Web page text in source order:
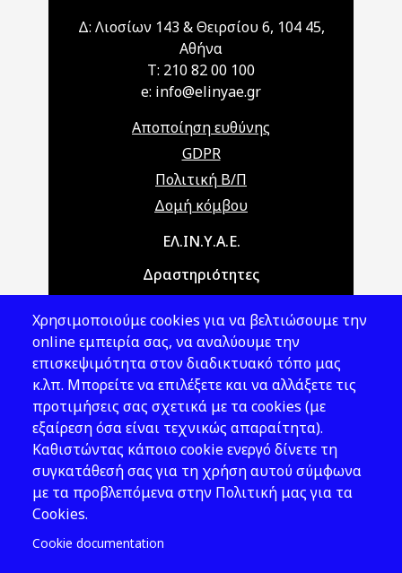
Δ: Λιοσίων 143 & Θειρσίου 6, 104 45,
Αθήνα
T: 210 82 00 100
e: info@elinyae.gr
Αποποίηση ευθύνης
GDPR
Πολιτική Β/Π
Δομή κόμβου
Main navigationΕΛ.ΙΝ.Υ.Α.Ε.
Δραστηριότητες
Νομοθεσία
Εκδόσεις
Νέα - Εκδηλώσεις
Ακολουθήστε μας
Χρησιμοποιούμε cookies για να βελτιώσουμε την
online εμπειρία σας, να αναλύουμε την
επισκεψιμότητα στον διαδικτυακό τόπο μας
κ.λπ. Μπορείτε να επιλέξετε και να αλλάξετε τις
προτιμήσεις σας σχετικά με τα cookies (με
εξαίρεση όσα είναι τεχνικώς απαραίτητα).
Καθιστώντας κάποιο cookie ενεργό δίνετε τη
συγκατάθεσή σας για τη χρήση αυτού σύμφωνα
με τα προβλεπόμενα στην Πολιτική μας για τα
Cookies.
Cookie documentation